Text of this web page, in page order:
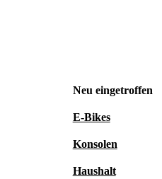
Neu eingetroffen
E-Bikes
Konsolen
Haushalt